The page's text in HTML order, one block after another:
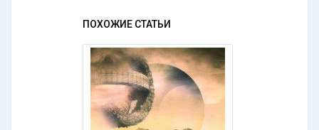
ПОХОЖИЕ СТАТЬИ